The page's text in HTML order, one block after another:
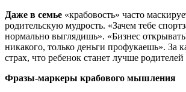
Даже в семье «крабовость» часто
родительскую мудрость. «Зачем тебе
нормально выглядишь». «Бизнес
никакого, только деньги профукаешь».
страх, что ребенок станет лучше родителей
Фразы-маркеры крабового мышления